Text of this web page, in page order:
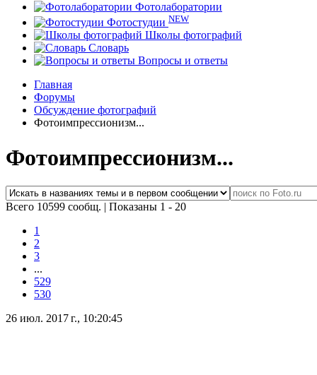
Фотолаборатории
Фотостудии NEW
Школы фотографий
Словарь
Вопросы и ответы
Главная
Форумы
Обсуждение фотографий
Фотоимпрессионизм...
Фотоимпрессионизм...
Всего 10599 сообщ. | Показаны 1 - 20
1
2
3
...
529
530
26 июл. 2017 г., 10:20:45